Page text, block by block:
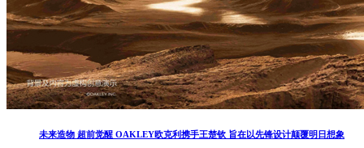
未来造物 超前觉醒 OAKLEY欧克利携手王楚钦 旨在以先锋设计颠覆明日想象